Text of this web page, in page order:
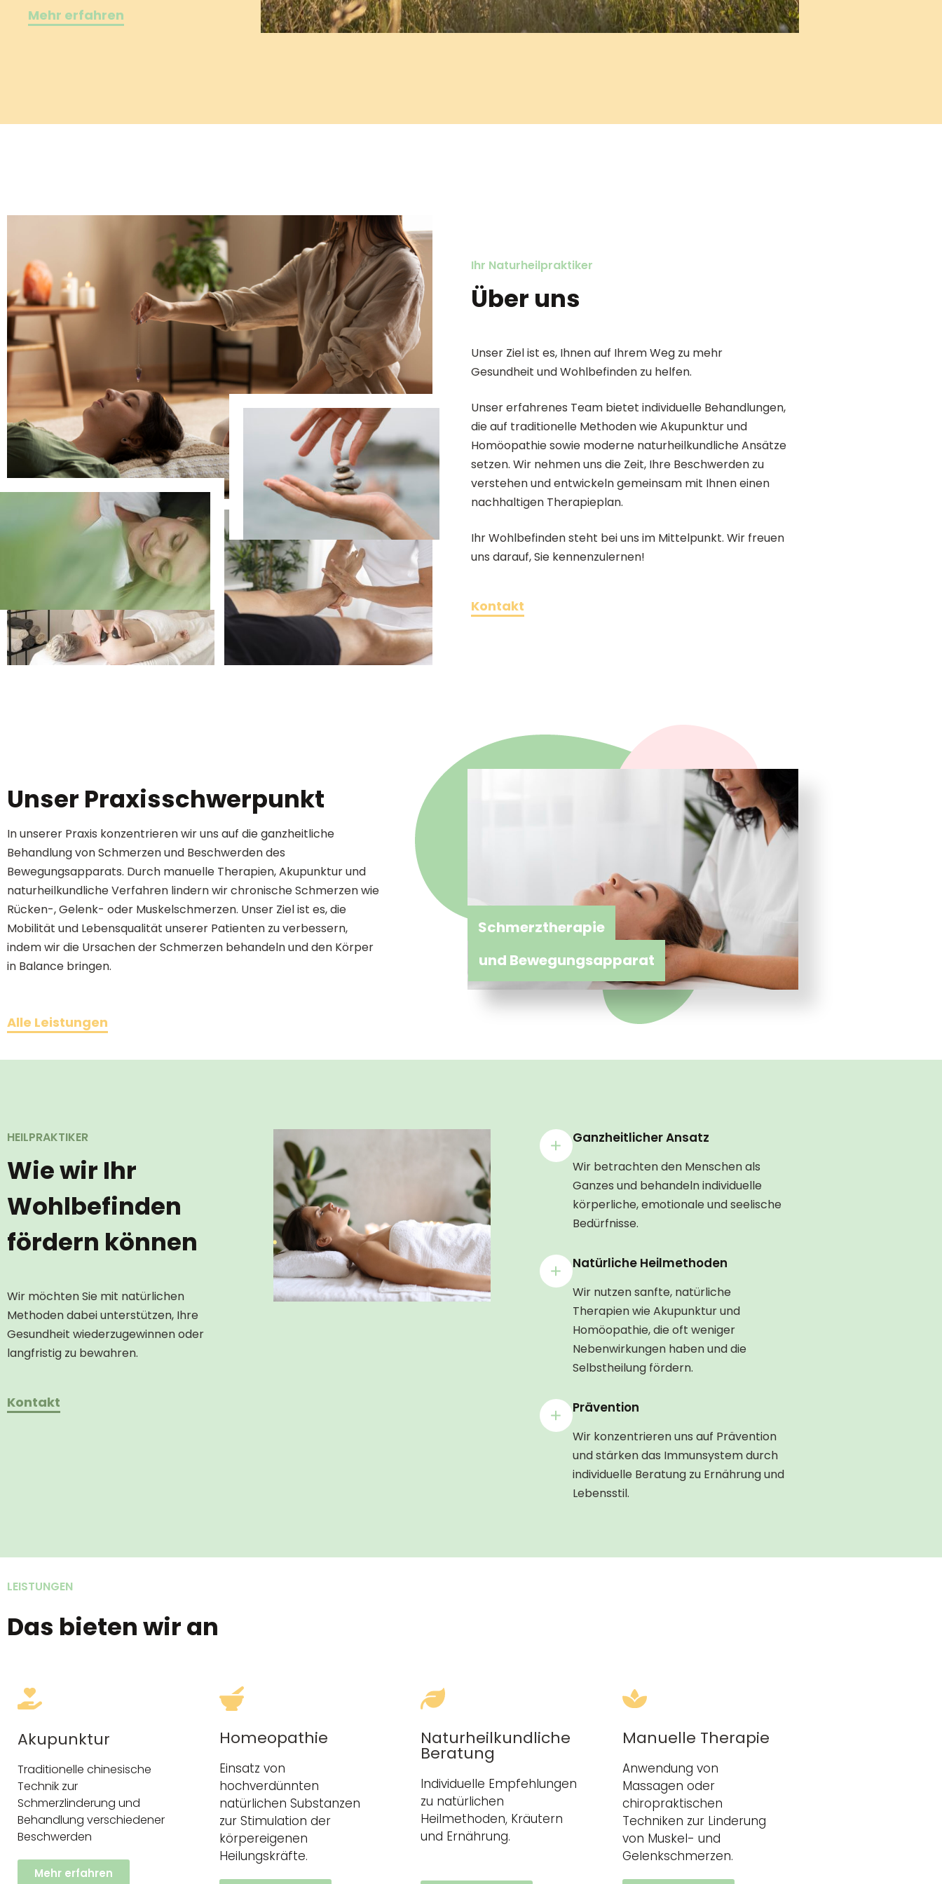
Mehr erfahren
Ihr Naturheilpraktiker
Über uns
Unser Ziel ist es, Ihnen auf Ihrem Weg zu mehr
Gesundheit und Wohlbefinden zu helfen.
Unser erfahrenes Team bietet individuelle Behandlungen,
die auf traditionelle Methoden wie Akupunktur und
Homöopathie sowie moderne naturheilkundliche Ansätze
setzen. Wir nehmen uns die Zeit, Ihre Beschwerden zu
verstehen und entwickeln gemeinsam mit Ihnen einen
nachhaltigen Therapieplan.
Ihr Wohlbefinden steht bei uns im Mittelpunkt. Wir freuen
uns darauf, Sie kennenzulernen!
Kontakt
Unser Praxisschwerpunkt
In unserer Praxis konzentrieren wir uns auf die ganzheitliche
Behandlung von Schmerzen und Beschwerden des
Bewegungsapparats. Durch manuelle Therapien, Akupunktur und
naturheilkundliche Verfahren lindern wir chronische Schmerzen wie
Rücken-, Gelenk- oder Muskelschmerzen. Unser Ziel ist es, die
Mobilität und Lebensqualität unserer Patienten zu verbessern,
indem wir die Ursachen der Schmerzen behandeln und den Körper
in Balance bringen.
Alle Leistungen
Schmerztherapie
und Bewegungsapparat
HEILPRAKTIKER
Wie wir Ihr
Wohlbefinden
fördern können
Wir möchten Sie mit natürlichen
Methoden dabei unterstützen, Ihre
Gesundheit wiederzugewinnen oder
langfristig zu bewahren.
Kontakt
Ganzheitlicher Ansatz
Wir betrachten den Menschen als
Ganzes und behandeln individuelle
körperliche, emotionale und seelische
Bedürfnisse.
Natürliche Heilmethoden
Wir nutzen sanfte, natürliche
Therapien wie Akupunktur und
Homöopathie, die oft weniger
Nebenwirkungen haben und die
Selbstheilung fördern.
Prävention
Wir konzentrieren uns auf Prävention
und stärken das Immunsystem durch
individuelle Beratung zu Ernährung und
Lebensstil.
LEISTUNGEN
Das bieten wir an
Akupunktur
Traditionelle chinesische
Technik zur
Schmerzlinderung und
Behandlung verschiedener
Beschwerden
Mehr erfahren
Homeopathie
Einsatz von
hochverdünnten
natürlichen Substanzen
zur Stimulation der
körpereigenen
Heilungskräfte.
Naturheilkundliche
Beratung
Individuelle Empfehlungen
zu natürlichen
Heilmethoden, Kräutern
und Ernährung.
Manuelle Therapie
Anwendung von
Massagen oder
chiropraktischen
Techniken zur Linderung
von Muskel- und
Gelenkschmerzen.